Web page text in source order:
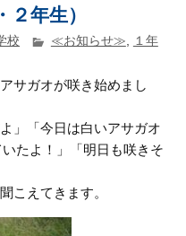
年生）
校 ≪お知らせ≫, １年
サガオが咲き始めまし
」「今日は白いアサガオ
たよ！」「明日も咲きそ
こえてきます。